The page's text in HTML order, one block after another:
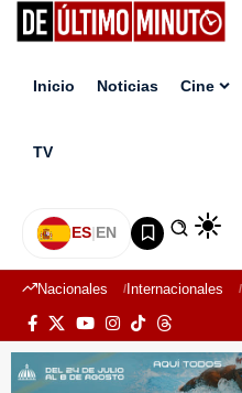
Inicio Noticias Cine
TV
ES|EN
Nacionales Internacionales